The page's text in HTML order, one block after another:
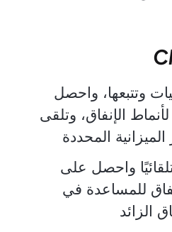
وتتبعها، واحصل
الإنفاق، وتلقى
المحددة
واحصل على
للمساعدة في
الزائد